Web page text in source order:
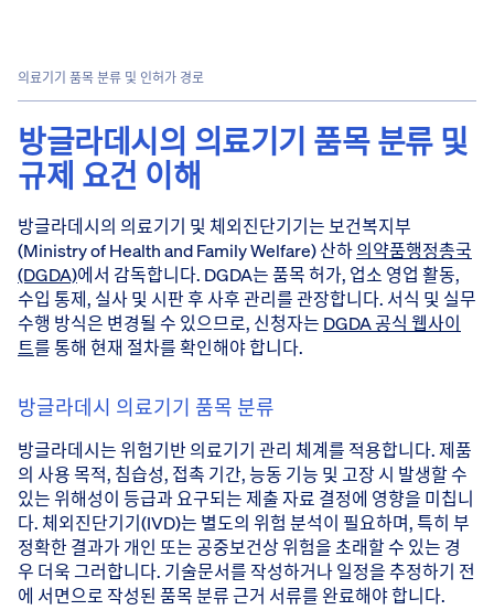
의료기기 품목 분류 및 인허가 경로
방글라데시의 의료기기 품목 분류 및
규제 요건 이해
방글라데시의 의료기기 및 체외진단기기는 보건복지부
(Ministry of Health and Family Welfare) 산하의약품행정총국
(DGDA)에서 감독합니다. DGDA는 품목 허가, 업소 영업 활동,
수입 통제, 실사 및 시판 후 사후 관리를 관장합니다. 서식 및 실무
수행 방식은 변경될 수 있으므로, 신청자는 DGDA 공식 웹사이
트를 통해 현재 절차를 확인해야 합니다.
방글라데시 의료기기 품목 분류
방글라데시는 위험기반 의료기기 관리 체계를 적용합니다. 제품
의 사용 목적, 침습성, 접촉 기간, 능동 기능 및 고장 시 발생할 수
있는 위해성이 등급과 요구되는 제출 자료 결정에 영향을 미칩니
다. 체외진단기기(IVD)는 별도의 위험 분석이 필요하며, 특히 부
정확한 결과가 개인 또는 공중보건상 위험을 초래할 수 있는 경
우 더욱 그러합니다. 기술문서를 작성하거나 일정을 추정하기 전
에 서면으로 작성된 품목 분류 근거 서류를 완료해야 합니다.